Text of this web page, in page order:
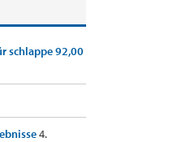
schlappe 92,00
4.